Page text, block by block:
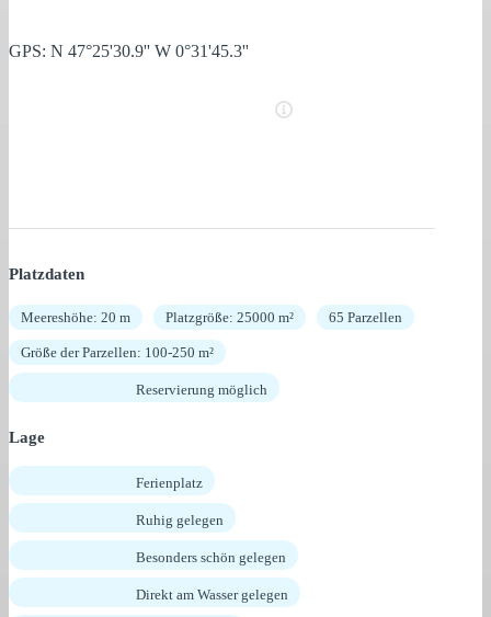
GPS: N 47°25'30.9'' W 0°31'45.3''
Platzdaten
Meereshöhe: 20 m Platzgröße: 25000 m² 65 Parzellen
Größe der Parzellen: 100-250 m²
Reservierung möglich
Lage
Ferienplatz
Ruhig gelegen
Besonders schön gelegen
Direkt am Wasser gelegen